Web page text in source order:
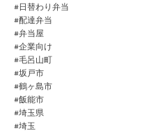
#日替わり弁当
#配達弁当
#弁当屋
#企業向け
#毛呂山町
#坂戸市
#鶴ヶ島市
#飯能市
#埼玉県
#埼玉